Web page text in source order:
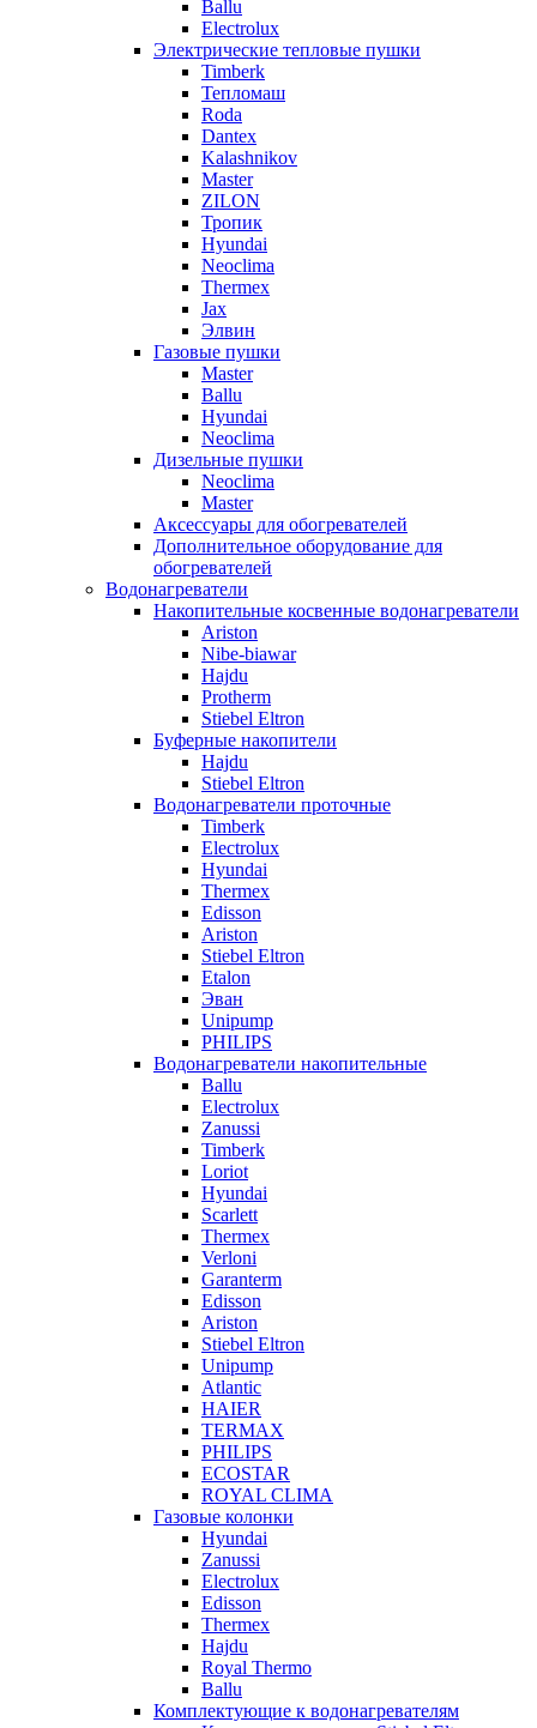
Ballu
Electrolux
Электрические тепловые пушки
Timberk
Тепломаш
Roda
Dantex
Kalashnikov
Master
ZILON
Тропик
Hyundai
Neoclima
Thermex
Jax
Элвин
Газовые пушки
Master
Ballu
Hyundai
Neoclima
Дизельные пушки
Neoclima
Master
Аксессуары для обогревателей
Дополнительное оборудование для
обогревателей
Водонагреватели
Накопительные косвенные водонагреватели
Ariston
Nibe-biawar
Hajdu
Protherm
Stiebel Eltron
Буферные накопители
Hajdu
Stiebel Eltron
Водонагреватели проточные
Timberk
Electrolux
Hyundai
Thermex
Edisson
Ariston
Stiebel Eltron
Etalon
Эван
Unipump
PHILIPS
Водонагреватели накопительные
Ballu
Electrolux
Zanussi
Timberk
Loriot
Hyundai
Scarlett
Thermex
Verloni
Garanterm
Edisson
Ariston
Stiebel Eltron
Unipump
Atlantic
HAIER
TERMAX
PHILIPS
ECOSTAR
ROYAL CLIMA
Газовые колонки
Hyundai
Zanussi
Electrolux
Edisson
Thermex
Hajdu
Royal Thermo
Ballu
Комплектующие к водонагревателям